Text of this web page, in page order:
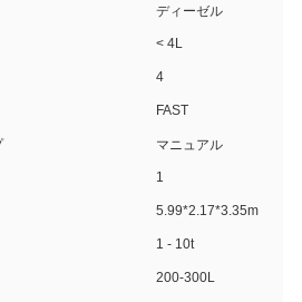
ディーゼル
< 4L
4
FAST
マニュアル
1
5.99*2.17*3.35m
1 - 10t
200-300L